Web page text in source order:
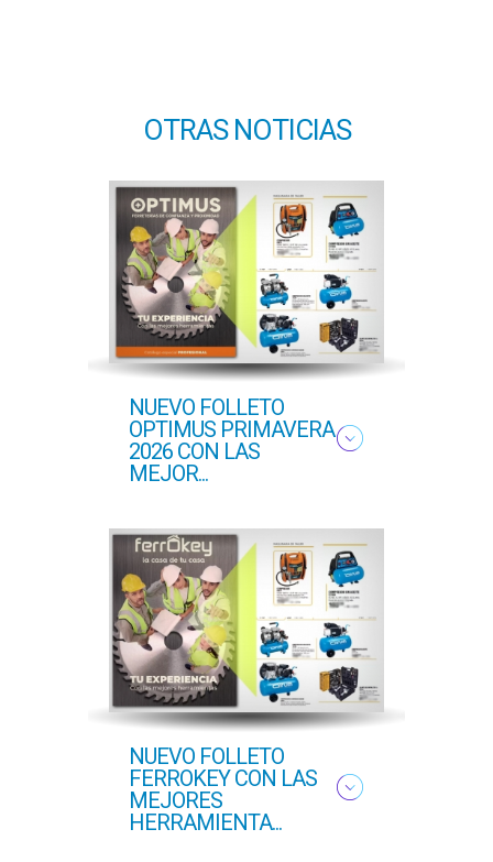
OTRAS NOTICIAS
NUEVO FOLLETO
OPTIMUS PRIMAVERA
2026 CON LAS
MEJOR...
NUEVO FOLLETO
FERROKEY CON LAS
MEJORES
HERRAMIENTA...